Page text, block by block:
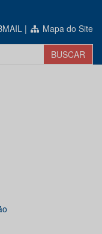
| Mapa do Site